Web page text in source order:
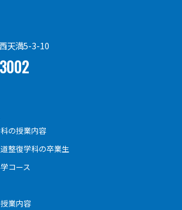
天満5-3-10
の授業内容
整復学科の卒業生
コース
業内容